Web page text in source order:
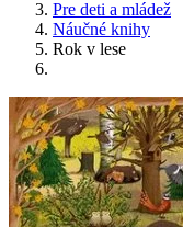
Pre deti a mládež
Náučné knihy
Rok v lese